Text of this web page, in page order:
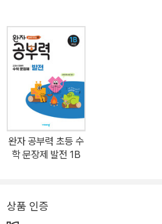
원, 전 영역의 문장제 문제 학습이 가능합니다. <완자 공부력
학 문장제 발전>은 교과서, 익힘책뿐만
어렵고 복잡한 문장제까지 공부하고 싶
문제에서 주어진 것과 구하고자 하는 것
단계별로 풀이를 작성하는 방법을 익혀
문장제를 해결하는 힘을 길러줍니다.
완자 공부력 초등 수
학 문장제 발전 1B
상품 인증